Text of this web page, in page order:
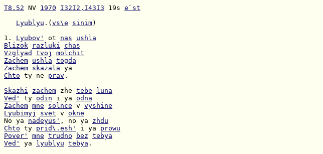
T8.52 NV 1970 I32I2,I43I3 19s e`st
Lyublyu .( vs\e sinim)
1. Lyubov' ot nas
ushla
Blizok
razluki
chas
Vzglyad
tvoj
molchit
Zachem ushla togda
Zachem skazala
Chto ty ne prav .
Skazhi
zachem zhe tebe
luna
Ved'
ty odin i ya odna
Zachem mne solnce v vyshine
Lyubimyj
svet v okne
No ya nadeyus' , no ya zhdu
Chto ty prid\.esh' i ya prowu
Pover'
mne trudno bez tebya
Ved'
ya lyublyu tebya .